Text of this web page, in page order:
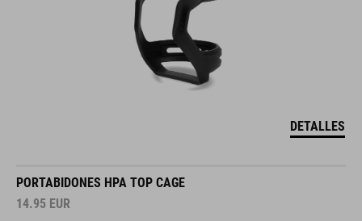
DETALLES
PORTABIDONES HPA TOP CAGE
14.95 EUR